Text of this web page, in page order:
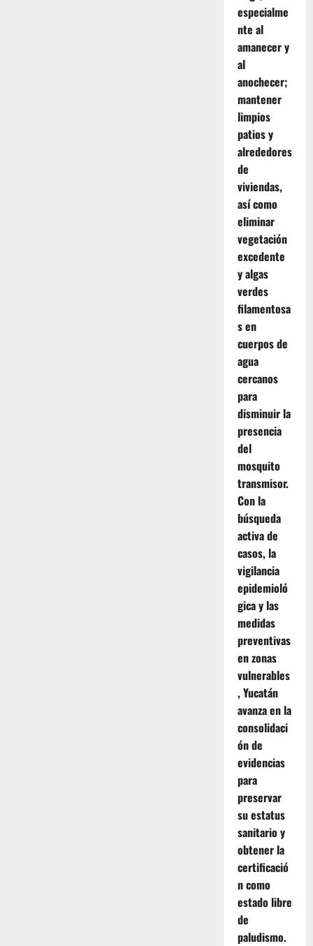
especialme
nte al
amanecer y
al
anochecer;
mantener
limpios
patios y
alrededores
de
viviendas,
así como
eliminar
vegetación
excedente
y algas
verdes
filamentosa
s en
cuerpos de
agua
cercanos
para
disminuir la
presencia
del
mosquito
transmisor.
Con la
búsqueda
activa de
casos, la
vigilancia
epidemioló
gica y las
medidas
preventivas
en zonas
vulnerables
, Yucatán
avanza en la
consolidaci
ón de
evidencias
para
preservar
su estatus
sanitario y
obtener la
certificació
n como
estado libre
de
paludismo.